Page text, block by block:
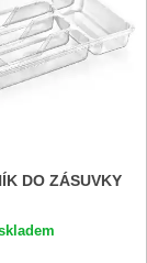
DO ZÁSUVKY